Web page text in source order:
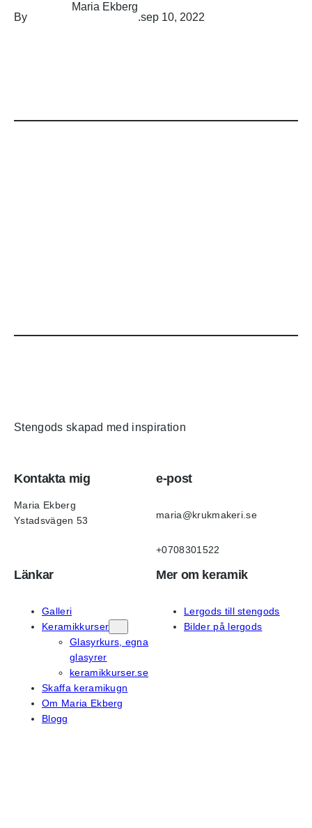
By
Maria Ekberg
.sep 10, 2022
Stengods skapad med inspiration
Kontakta mig
Maria Ekberg
Ystadsvägen 53
e-post
maria@krukmakeri.se
+0708301522
Länkar
Galleri
Keramikkurser
Glasyrkurs, egna
glasyrer
keramikkurser.se
Skaffa keramikugn
Om Maria Ekberg
Blogg
Mer om keramik
Lergods till stengods
Bilder på lergods